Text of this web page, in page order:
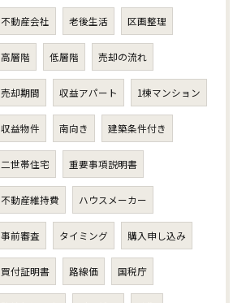
不動産会社 老後生活 区画整理
高層階 低層階 売却の流れ
売却期間 収益アパート 1棟マンション
収益物件 南向き 建築条件付き
二世帯住宅 重要事項説明書
不動産維持費 ハウスメーカー
事前審査 タイミング 購入申し込み
買付証明書 路線価 国税庁